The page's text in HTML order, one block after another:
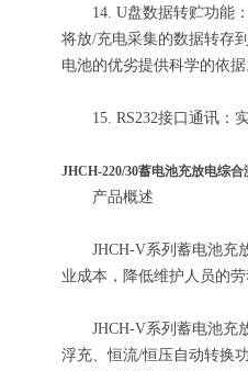
14. U盘数据转贮功能：
将放/充电采集的数据转存
电池的优劣提供科学的依
15. RS232接口通讯：实
JHCH-220/30蓄电池充放电综合
产品概述
JHCH-V系列蓄电池充放
业成本，降低维护人员的
JHCH-V系列蓄电池充放
浮充、恒流/恒压自动转换